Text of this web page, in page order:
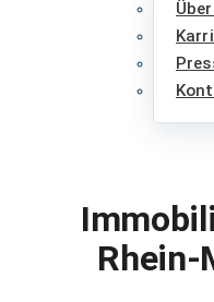
Rhein-